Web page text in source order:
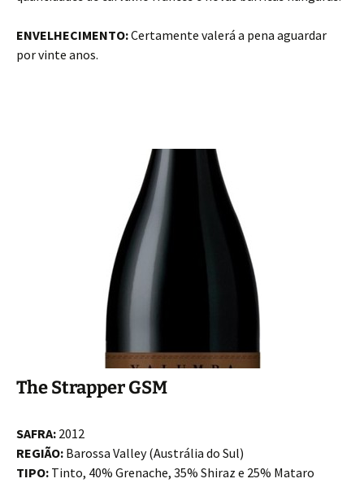
ENVELHECIMENTO:Certamente valerá a pena aguardar
por vinte anos.
The Strapper GSM
SAFRA: 2012
REGIÃO: Barossa Valley (Austrália do Sul)
TIPO: Tinto, 40% Grenache, 35% Shiraz e 25% Mataro